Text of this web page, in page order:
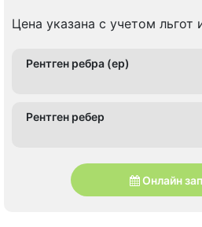
Цена указана с учетом льгот
Рентген ребра (ер)
Рентген ребер
Онлайн